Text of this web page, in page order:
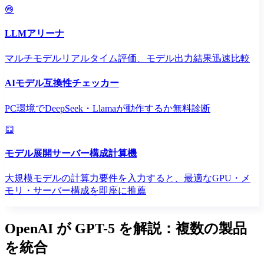
LLMアリーナ
マルチモデルリアルタイム評価、モデル出力結果迅速比較
AIモデル互換性チェッカー
PC環境でDeepSeek・Llamaが動作するか無料診断
モデル展開サーバー構成計算機
大規模モデルの計算力要件を入力すると、最適なGPU・メ
モリ・サーバー構成を即座に推薦
OpenAI が GPT-5 を解説：複数の製品
を統合